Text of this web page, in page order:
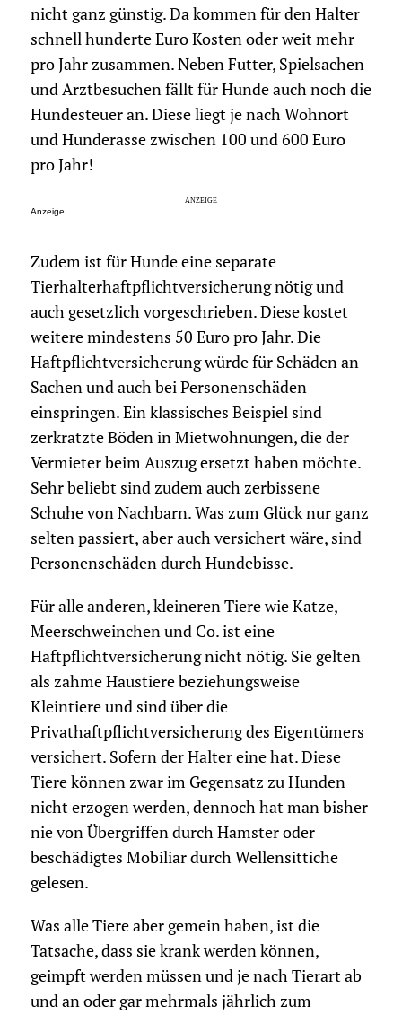
nicht ganz günstig. Da kommen für den Halter
schnell hunderte Euro Kosten oder weit mehr
pro Jahr zusammen. Neben Futter, Spielsachen
und Arztbesuchen fällt für Hunde auch noch die
Hundesteuer an. Diese liegt je nach Wohnort
und Hunderasse zwischen 100 und 600 Euro
pro Jahr!
Anzeige
Zudem ist für Hunde eine separate
Tierhalterhaftpflichtversicherung nötig und
auch gesetzlich vorgeschrieben. Diese kostet
weitere mindestens 50 Euro pro Jahr. Die
Haftpflichtversicherung würde für Schäden an
Sachen und auch bei Personenschäden
einspringen. Ein klassisches Beispiel sind
zerkratzte Böden in Mietwohnungen, die der
Vermieter beim Auszug ersetzt haben möchte.
Sehr beliebt sind zudem auch zerbissene
Schuhe von Nachbarn. Was zum Glück nur ganz
selten passiert, aber auch versichert wäre, sind
Personenschäden durch Hundebisse.
Für alle anderen, kleineren Tiere wie Katze,
Meerschweinchen und Co. ist eine
Haftpflichtversicherung nicht nötig. Sie gelten
als zahme Haustiere beziehungsweise
Kleintiere und sind über die
Privathaftpflichtversicherung des Eigentümers
versichert. Sofern der Halter eine hat. Diese
Tiere können zwar im Gegensatz zu Hunden
nicht erzogen werden, dennoch hat man bisher
nie von Übergriffen durch Hamster oder
beschädigtes Mobiliar durch Wellensittiche
gelesen.
Was alle Tiere aber gemein haben, ist die
Tatsache, dass sie krank werden können,
geimpft werden müssen und je nach Tierart ab
und an oder gar mehrmals jährlich zum